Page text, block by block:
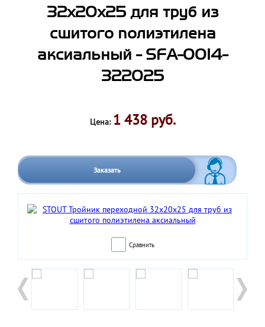
32x20x25 для труб из
сшитого полиэтилена
аксиальный - SFA-0014-
322025
Цена: 1 438 руб.
Заказать
Сравнить